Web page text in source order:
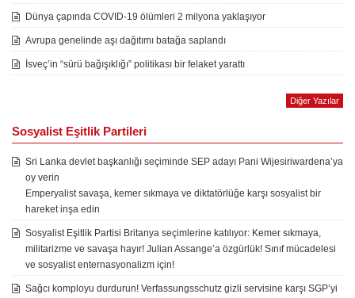
Dünya çapında COVID-19 ölümleri 2 milyona yaklaşıyor
Avrupa genelinde aşı dağıtımı batağa saplandı
İsveç’in “sürü bağışıklığı” politikası bir felaket yarattı
Diğer Yazılar
Sosyalist Eşitlik Partileri
Sri Lanka devlet başkanlığı seçiminde SEP adayı Pani Wijesiriwardena’ya
oy verin
Emperyalist savaşa, kemer sıkmaya ve diktatörlüğe karşı sosyalist bir
hareket inşa edin
Sosyalist Eşitlik Partisi Britanya seçimlerine katılıyor: Kemer sıkmaya,
militarizme ve savaşa hayır! Julian Assange’a özgürlük! Sınıf mücadelesi
ve sosyalist enternasyonalizm için!
Sağcı komployu durdurun! Verfassungsschutz gizli servisine karşı SGP’yi